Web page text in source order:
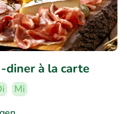
diner à la carte
Mi